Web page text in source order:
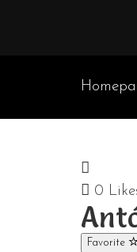
0
Favorite